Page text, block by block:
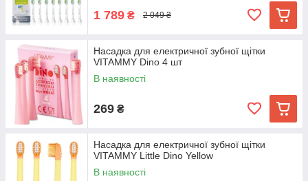
1 789 ₴ 2 049 ₴
Насадка для електричної зубної щітки
VITAMMY Dino 4 шт
В наявності
269 ₴
Насадка для електричної зубної щітки
VITAMMY Little Dino Yellow
В наявності